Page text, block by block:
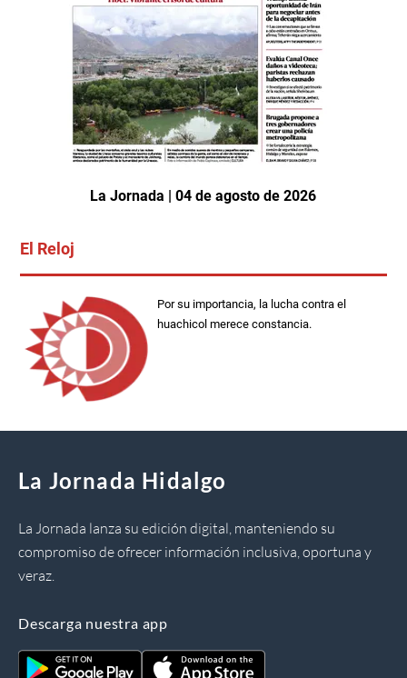
La Jornada | 04 de agosto de 2026
El Reloj
Por su importancia, la lucha contra el
huachicol merece constancia.
La Jornada Hidalgo
La Jornada lanza su edición digital, manteniendo su
compromiso de ofrecer información inclusiva, oportuna y
veraz.
Descarga nuestra app